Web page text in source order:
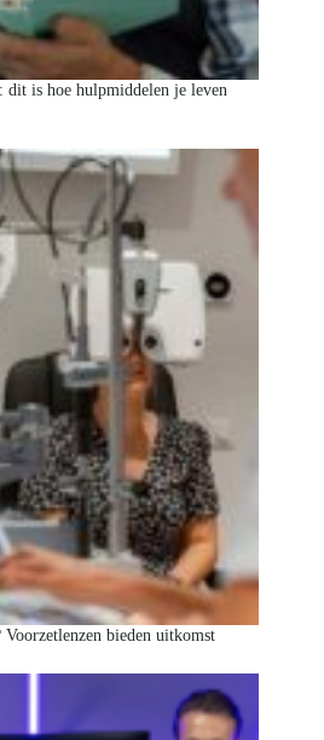
is hoe hulpmiddelen je leven
bieden uitkomst